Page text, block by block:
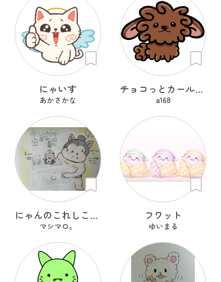
にゃいす
あかさかな
チョコっとカールちゃん
a168
にゃんのこれしこ ある日の夢 Ｎo.1
マシマロ。
フワット
ゆいまる